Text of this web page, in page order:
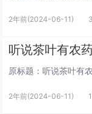
2年前(2024-06-11)
听说茶叶有农
2年前(2024-06-11)